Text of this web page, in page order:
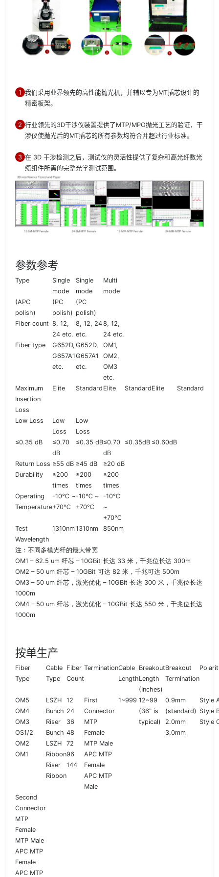
1 我们采用业界领先的高性能抛光机，并辅以专为MT插芯设计的
精密板架。
2 行业领先的3D干涉仪装置提供了MTP/MPO抛光工艺的验证，干
涉仪使抛光后的MT插芯的所有参数均符合并超过行业标准。
3 在 3D 干涉检测之后，测试仪的灵活性提供了复杂和高光纤数光
缆组件所需的完整光学测试范围。
参数参考
Type
Single
mode
Single
mode
Multi
mode
(APC
polish)
(PC
polish)
(PC
polish)
Fiber count 8, 12,
24 etc.
8, 12, 24
etc.
8, 12,
24 etc.
Fiber type
G652D,
G657A1
etc.
G652D,
G657A1
etc.
OM1,
OM2,
OM3
etc.
Maximum
Insertion
Loss
Elite Standard Elite StandardElite Standard
Low Loss
Low
Loss
Low
Loss
≤0.35 dB
≤0.70
dB
≤0.35 dB≤0.70
dB
≤0.35dB ≤0.60dB
Return Loss ≥55 dB ≥45 dB
≥20 dB
Durability
≥200
times
≥200
times
≥200
times
Operating
Temperature
-10℃ ~
+70℃
-10℃ ~
+70℃
-10℃
~
+70℃
Test
Wavelength
1310nm1310nm 850nm
注：不同多模光纤的最大带宽
OM1 – 62.5 um 纤芯 – 10GBit 长达 33 米，千兆位长达 300m
OM2 – 50 um 纤芯 – 10GBit 可达 82 米，千兆可达 500m
OM3 – 50 um 纤芯，激光优化 – 10GBit 长达 300 米，千兆位长达
1000m
OM4 – 50 um 纤芯，激光优化 – 10GBit 长达 550 米，千兆位长达
1000m
按单生产
Fiber
Type
Cable
Type
Fiber
Count
TerminationCable
Length
Breakout
Length
(Inches)
Breakout
Termination
OM5
OM4
OM3
OS1/2
OM2
OM1
LSZH
Bunch
Riser
Bunch
LSZH
Ribbon
Riser
Ribbon
12
24
36
48
72
96
144
First
Connector
MTP
Female
MTP Male
APC MTP
Female
APC MTP
Male
1~999 12~99
(36" is
typical)
0.9mm
(standard)
2.0mm
3.0mm
Style
Style
Style
Second
Connector
MTP
Female
MTP Male
APC MTP
Female
APC MTP